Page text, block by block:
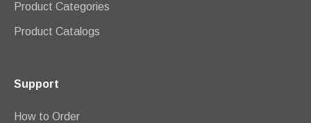
Product Categories
Product Catalogs
Support
How to Order